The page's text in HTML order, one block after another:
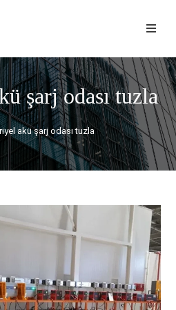
şarj odası tuzla
akü şarj odası tuzla